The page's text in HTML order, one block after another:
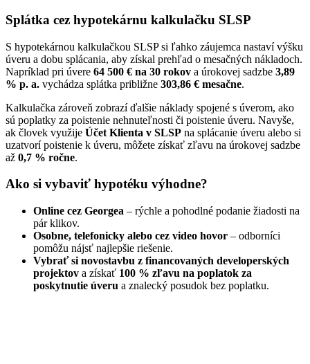
Splátka cez hypotekárnu kalkulačku SLSP
S hypotekárnou kalkulačkou SLSP si ľahko záujemca nastaví výšku
úveru a dobu splácania, aby získal prehľad o mesačných nákladoch.
Napríklad pri úvere 64 500 € na 30 rokov a úrokovej sadzbe 3,89
% p. a. vychádza splátka približne 303,86 € mesačne.
Kalkulačka zároveň zobrazí ďalšie náklady spojené s úverom, ako
sú poplatky za poistenie nehnuteľnosti či poistenie úveru. Navyše,
ak človek využije Účet Klienta v SLSP na splácanie úveru alebo si
uzatvorí poistenie k úveru, môžete získať zľavu na úrokovej sadzbe
až 0,7 % ročne.
Ako si vybaviť hypotéku výhodne?
Online cez Georgea – rýchle a pohodlné podanie žiadosti na
pár klikov.
Osobne, telefonicky alebo cez video hovor – odborníci
pomôžu nájsť najlepšie riešenie.
Vybrať si novostavbu z financovaných developerských
projektov a získať 100 % zľavu na poplatok za
poskytnutie úveru a znalecký posudok bez poplatku.